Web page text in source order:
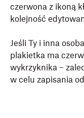
czerwona z ikoną
kolejność
Jeśli Ty i inna
plakietka ma
wykrzyknika –
w celu zapisania